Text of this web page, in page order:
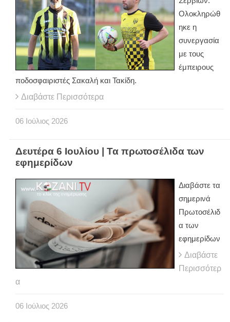
Ολοκληρώθ
ηκε η
συνεργασία
με τους
έμπειρους
ποδοσφαιριστές Σακαλή και Τακίδη.
Διαβάστε Περισσότερα
06 Ιούλιος 2026
Δευτέρα 6 Ιουλίου | Τα πρωτοσέλιδα των
εφημερίδων
Διαβάστε τα
σημερινά
Πρωτοσέλιδ
α των
εφημερίδων
Διαβάστε
Περισσότερ
α
06 Ιούλιος 2026